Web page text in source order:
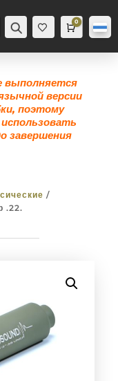
Аккаунт Поиск
Же
лан
Корзина
0
0,0грн
выполняется
версии
поэтому
завершения
/
.22.